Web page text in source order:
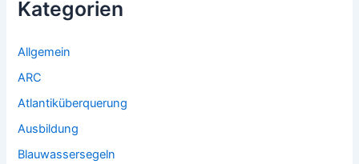
Kategorien
Allgemein
ARC
Atlantiküberquerung
Ausbildung
Blauwassersegeln